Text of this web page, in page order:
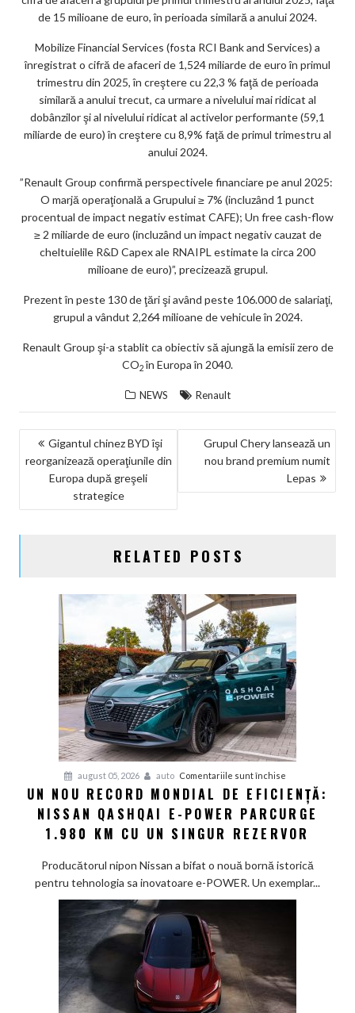
de 15 milioane de euro, în perioada similară a anului 2024.
Mobilize Financial Services (fosta RCI Bank and Services) a
înregistrat o cifră de afaceri de 1,524 miliarde de euro în primul
trimestru din 2025, în creştere cu 22,3 % faţă de perioada
similară a anului trecut, ca urmare a nivelului mai ridicat al
dobânzilor şi al nivelului ridicat al activelor performante (59,1
miliarde de euro) în creştere cu 8,9% faţă de primul trimestru al
anului 2024.
”Renault Group confirmă perspectivele financiare pe anul 2025:
O marjă operaţională a Grupului ≥ 7% (incluzând 1 punct
procentual de impact negativ estimat CAFE); Un free cash-flow
≥ 2 miliarde de euro (incluzând un impact negativ cauzat de
cheltuielile R&D Capex ale RNAIPL estimate la circa 200
milioane de euro)”, precizează grupul.
Prezent în peste 130 de ţări şi având peste 106.000 de salariaţi,
grupul a vândut 2,264 milioane de vehicule în 2024.
Renault Group şi-a stablit ca obiectiv să ajungă la emisii zero de
CO2 în Europa în 2040.
NEWS Renault
NAVIGARE
ÎN
ARTICOLE
Gigantul chinez BYD îşi
reorganizează operaţiunile din
Europa după greşeli
strategice
Grupul Chery lansează un
nou brand premium numit
Lepas
RELATED POSTS
august 05, 2026 auto Comentariile sunt închise
Un
nou
record
de
eficiență:
1.980
km
UN NOU RECORD MONDIAL DE EFICIENȚĂ:
NISSAN QASHQAI E-POWER PARCURGE
1.980 KM CU UN SINGUR REZERVOR
Producătorul nipon Nissan a bifat o nouă bornă istorică
pentru tehnologia sa inovatoare e-POWER. Un exemplar...